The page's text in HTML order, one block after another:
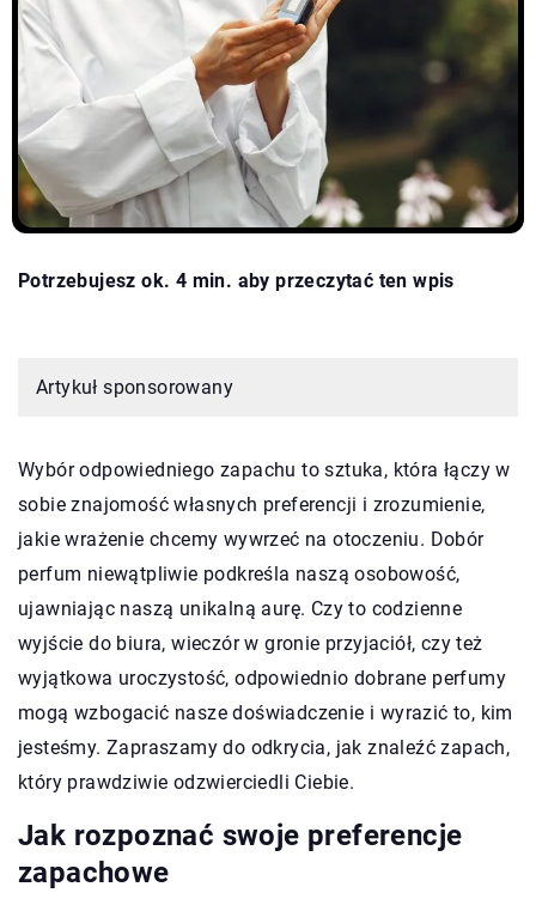
Potrzebujesz ok. 4 min. aby przeczytać ten wpis
Artykuł sponsorowany
Wybór odpowiedniego zapachu to sztuka, która łączy w
sobie znajomość własnych preferencji i zrozumienie,
jakie wrażenie chcemy wywrzeć na otoczeniu. Dobór
perfum niewątpliwie podkreśla naszą osobowość,
ujawniając naszą unikalną aurę. Czy to codzienne
wyjście do biura, wieczór w gronie przyjaciół, czy też
wyjątkowa uroczystość, odpowiednio dobrane perfumy
mogą wzbogacić nasze doświadczenie i wyrazić to, kim
jesteśmy. Zapraszamy do odkrycia, jak znaleźć zapach,
który prawdziwie odzwierciedli Ciebie.
Jak rozpoznać swoje preferencje
zapachowe